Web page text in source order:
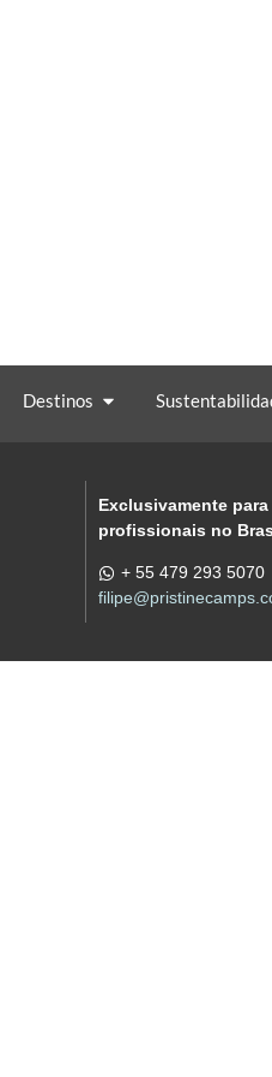
Destinos
Exclusivamente
profissionais no
+ 55 479 293 5070